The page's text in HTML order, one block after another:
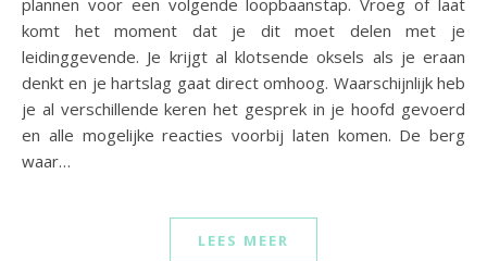
plannen voor een volgende loopbaanstap. Vroeg of laat
komt het moment dat je dit moet delen met je
leidinggevende. Je krijgt al klotsende oksels als je eraan
denkt en je hartslag gaat direct omhoog. Waarschijnlijk heb
je al verschillende keren het gesprek in je hoofd gevoerd
en alle mogelijke reacties voorbij laten komen. De berg
waar…
LEES MEER